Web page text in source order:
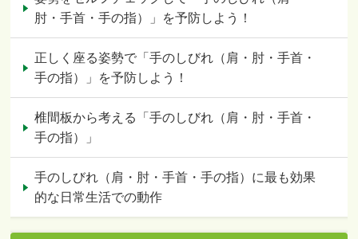
肘・手首・手の指）」を予防しよう！
正しく座る姿勢で「手のしびれ（肩・肘・手首・
手の指）」を予防しよう！
椎間板から考える「手のしびれ（肩・肘・手首・
手の指）」
手のしびれ（肩・肘・手首・手の指）に最も効果
的な日常生活での動作